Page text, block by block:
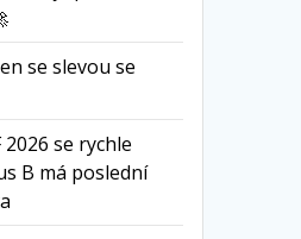
se slevou se
2026 se rychle
B má poslední